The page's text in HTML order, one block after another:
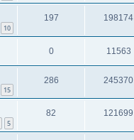
10
197 198174
0 11563
15
286 245370
5
82 121699